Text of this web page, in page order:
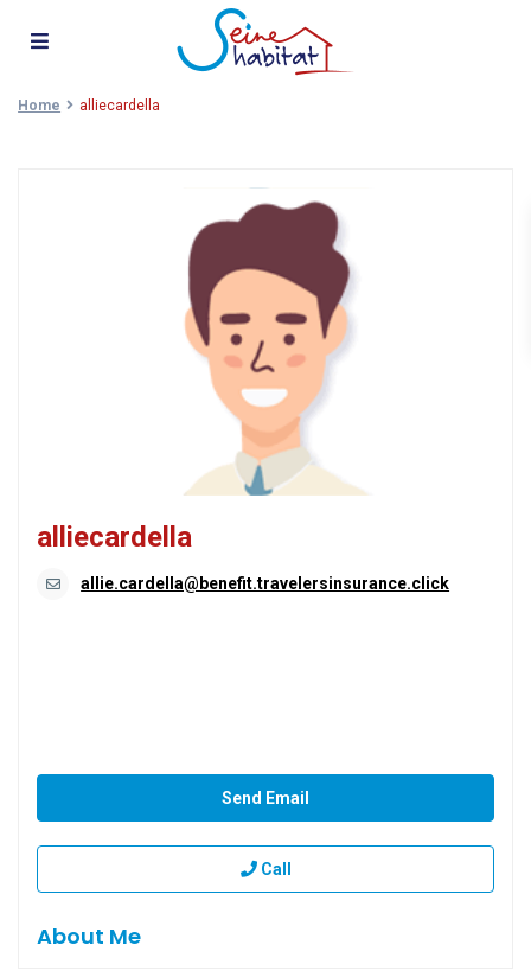
Home alliecardella
alliecardella
allie.cardella@benefit.travelersinsurance.click
Send Email
Call
About Me